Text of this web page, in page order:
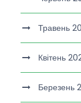
Травень
Квітень
Березень